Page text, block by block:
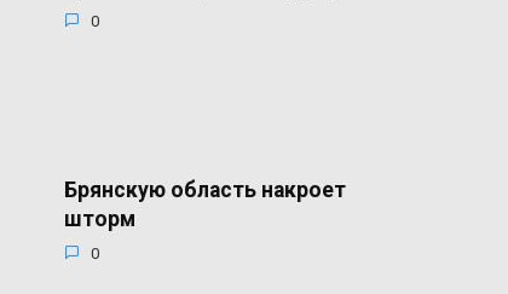
0
Брянскую область накроет
шторм
0